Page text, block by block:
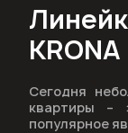
Сегодня
квартиры –
популярное